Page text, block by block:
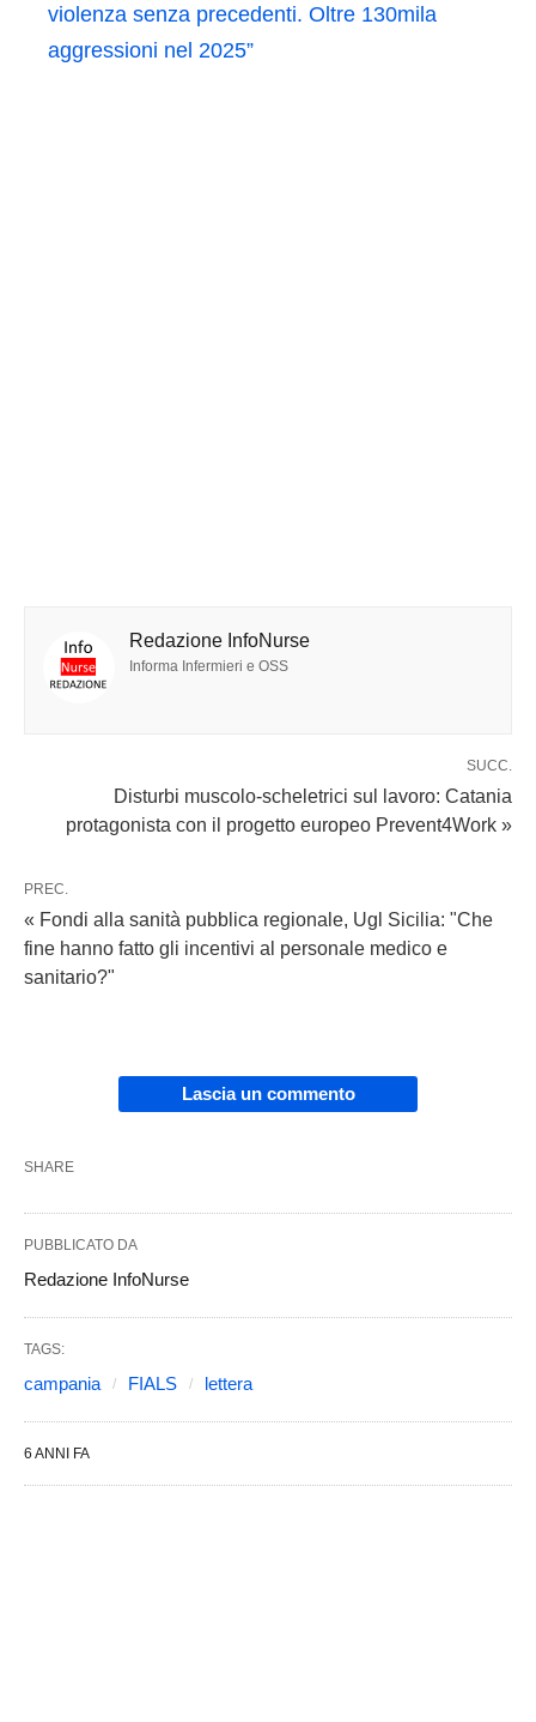
violenza senza precedenti. Oltre 130mila
aggressioni nel 2025”
Redazione InfoNurse
Informa Infermieri e OSS
SUCC.
Disturbi muscolo-scheletrici sul lavoro: Catania
protagonista con il progetto europeo Prevent4Work »
PREC.
« Fondi alla sanità pubblica regionale, Ugl Sicilia: "Che
fine hanno fatto gli incentivi al personale medico e
sanitario?"
Lascia un commento
SHARE
PUBBLICATO DA
Redazione InfoNurse
TAGS:
campania FIALS lettera
6 ANNI FA